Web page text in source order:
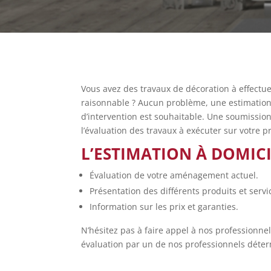
Vous avez des travaux de décoration à
raisonnable ? Aucun problème, une
d’intervention est souhaitable. Une
l’évaluation des travaux à exécuter sur votre
L’ESTIMATION À
Évaluation de votre aménagement actuel.
Présentation des différents produits et
Information sur les prix et garanties.
N’hésitez pas à faire appel à nos
évaluation par un de nos professionnels